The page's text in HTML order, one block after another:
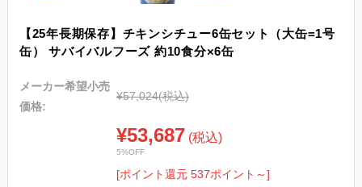
【25年長期保存】チキンシチュー6缶セット（大缶=1号
缶） サバイバルフーズ 約10食分×6缶
メーカー希望小売
価格:
¥57,024(税込)
¥53,687 (税込)
5%OFF
[ポイント還元 537ポイント～]